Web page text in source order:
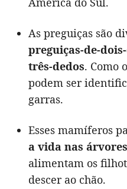
As preguiças são
preguiças-de-
três-dedos. Como
podem ser
garras.
Esses mamíferos
a vida nas árvores
alimentam os
descer ao chão.